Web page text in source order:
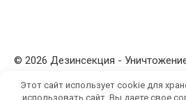
© 2026 Дезинсекция -
Этот сайт использует cookie для
использовать сайт, Вы даете свое